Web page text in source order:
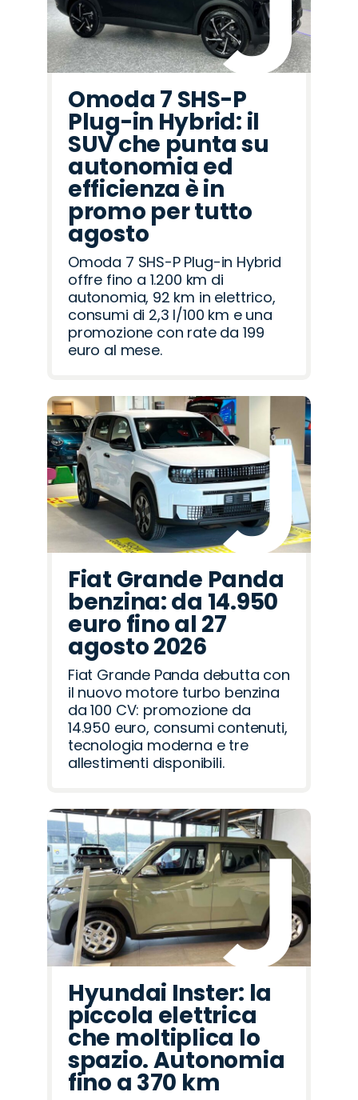
Omoda 7 SHS-P
Plug-in Hybrid: il
SUV che punta su
autonomia ed
efficienza è in
promo per tutto
agosto
Omoda 7 SHS-P Plug-in Hybrid
offre fino a 1.200 km di
autonomia, 92 km in elettrico,
consumi di 2,3 l/100 km e una
promozione con rate da 199
euro al mese.
Fiat Grande Panda
benzina: da 14.950
euro fino al 27
agosto 2026
Fiat Grande Panda debutta con
il nuovo motore turbo benzina
da 100 CV: promozione da
14.950 euro, consumi contenuti,
tecnologia moderna e tre
allestimenti disponibili.
Hyundai Inster: la
piccola elettrica
che moltiplica lo
spazio. Autonomia
fino a 370 km